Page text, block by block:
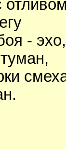
- эхо,